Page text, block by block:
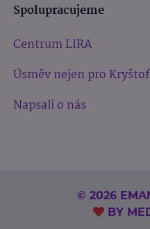
Spolupracujeme
Centrum LIRA
Úsměv nejen pro
Napsali o nás
© 2026
BY